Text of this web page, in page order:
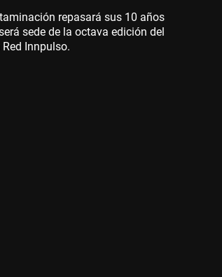
repasará sus 10 años
sede de la octava edición del
Innpulso.